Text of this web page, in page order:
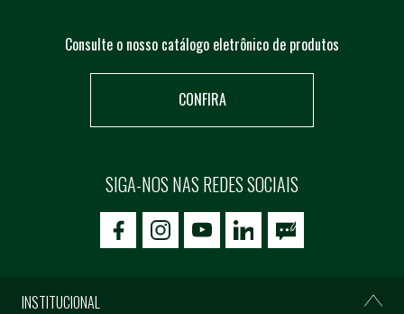
Consulte o nosso catálogo eletrônico de produtos
CONFIRA
SIGA-NOS NAS REDES SOCIAIS
icon-facebookicon-social02icon-social03
INSTITUCIONAL